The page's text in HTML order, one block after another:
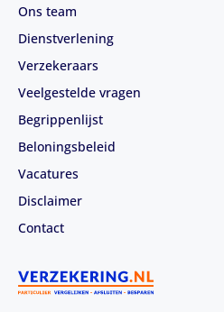
Ons team
Dienstverlening
Verzekeraars
Veelgestelde vragen
Begrippenlijst
Beloningsbeleid
Vacatures
Disclaimer
Contact